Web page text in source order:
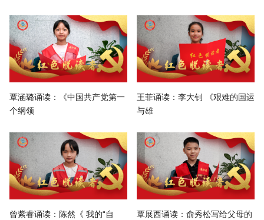
覃涵璐诵读：《中国共产党第一
个纲领
王菲诵读：李大钊 《艰难的国运
与雄
曾紫睿诵读：陈然《 我的“自
覃展西诵读：俞秀松写给父母的